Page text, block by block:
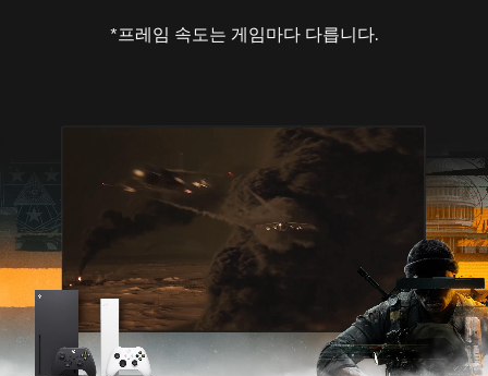
*프레임 속도는 게임마다 다릅니다.
색
Series S
옆
에
서